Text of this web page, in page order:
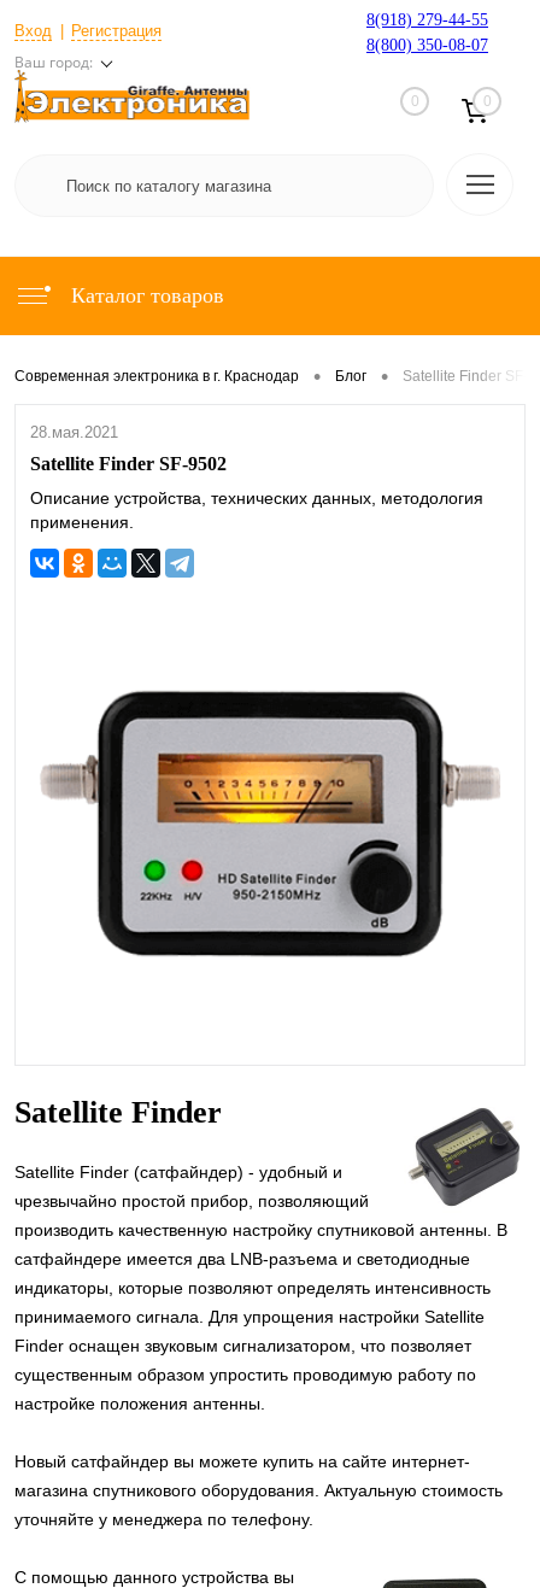
Вход Регистрация
Ваш город:
8(918) 279-44-55
8(800) 350-08-07
0 0
Каталог товаров
Современная электроника в г. Краснодар • Блог • Satellite Finder SF-
28.мая.2021
Satellite Finder SF-9502
Описание устройства, технических данных, методология
применения.
Satellite Finder
Satellite Finder (сатфайндер) - удобный и
чрезвычайно простой прибор, позволяющий
производить качественную настройку спутниковой антенны. В
сатфайндере имеется два LNB-разъема и светодиодные
индикаторы, которые позволяют определять интенсивность
принимаемого сигнала. Для упрощения настройки Satellite
Finder оснащен звуковым сигнализатором, что позволяет
существенным образом упростить проводимую работу по
настройке положения антенны.
Новый сатфайндер вы можете купить на сайте интернет-
магазина спутникового оборудования. Актуальную стоимость
уточняйте у менеджера по телефону.
С помощью данного устройства вы